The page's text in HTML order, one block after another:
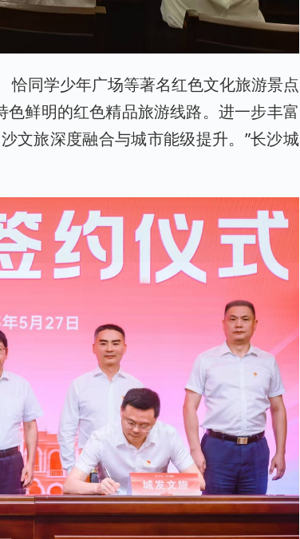
恰同学少年广场等著名红色文化旅游景点
鲜明的红色精品旅游线路。进一步丰富
文旅深度融合与城市能级提升。”长沙城